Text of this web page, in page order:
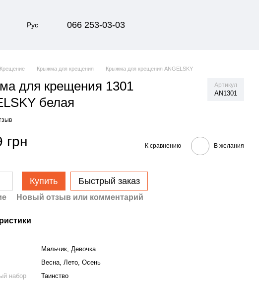
Рус 066 253-03-03
Крещение Крыжма для крещения Крыжма для крещения ANGELSKY
для крещения 1301
белая
Артикул
AN1301
грн К сравнению В желания
Купить Быстрый заказ
Новый отзыв или комментарий
Мальчик, Девочка
Весна, Лето, Осень
набор
Таинство